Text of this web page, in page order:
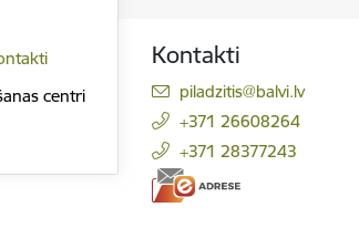
centri
Kontakti
E-pasts:
piladzitis@balvi.lv
+371 26608264
+371 28377243